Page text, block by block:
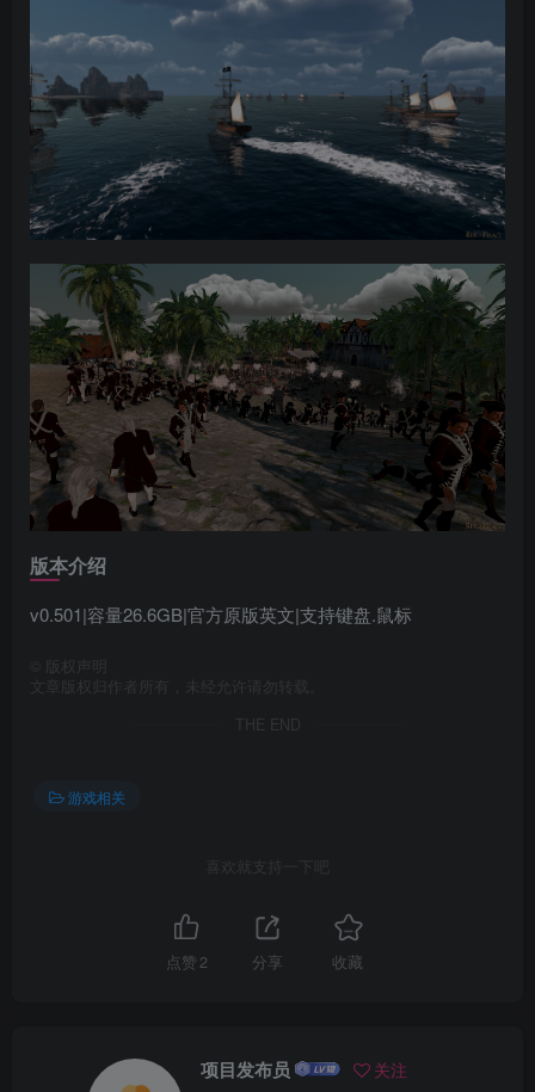
版本介绍
v0.501|容量26.6GB|官方原版英文|支持键盘.鼠标
版权声明
文章版权归作者所有，未经允许请勿转载。
THE END
游戏相关
喜欢就支持一下吧
点赞 2 分享 收藏
项目发布员 关注